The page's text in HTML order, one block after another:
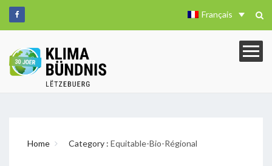
Français
Home Category : Equitable-Bio-Régional